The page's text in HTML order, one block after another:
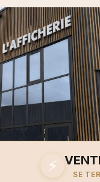
⚡ SE